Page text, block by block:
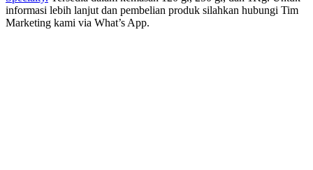
informasi lebih lanjut dan pembelian produk silahkan hubungi Tim
Marketing kami via What’s App.